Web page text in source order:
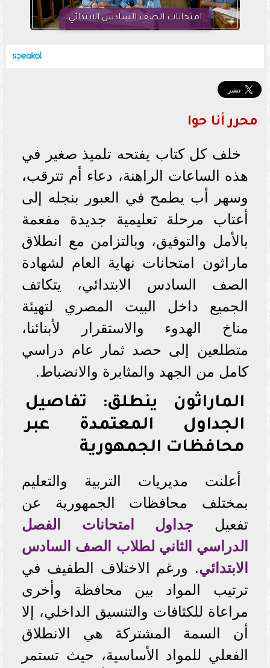
امتحانات الصف السادس الابتدائي
محرر أنا حوا
خلف كل كتاب يفتحه تلميذ صغير في
هذه الساعات الراهنة، دعاء أم تترقب،
وسهر أب يطمح في العبور بنجله إلى
أعتاب مرحلة تعليمية جديدة مفعمة
بالأمل والتوفيق، وبالتزامن مع انطلاق
ماراثون امتحانات نهاية العام لشهادة
الصف السادس الابتدائي، يتكاتف
الجميع داخل البيت المصري لتهيئة
مناخ الهدوء والاستقرار لأبنائنا،
متطلعين إلى حصد ثمار عام دراسي
كامل من الجهد والمثابرة والانضباط.
الماراثون ينطلق: تفاصيل
الجداول المعتمدة عبر
محافظات الجمهورية
أعلنت مديريات التربية والتعليم
بمختلف محافظات الجمهورية عن
تفعيل جداول امتحانات الفصل
الدراسي الثاني لطلاب الصف السادس
الابتدائي. ورغم الاختلاف الطفيف في
ترتيب المواد بين محافظة وأخرى
مراعاة للكثافات والتنسيق الداخلي، إلا
أن السمة المشتركة هي الانطلاق
الفعلي للمواد الأساسية، حيث تستمر